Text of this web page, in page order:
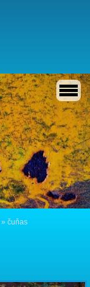
» čuňas